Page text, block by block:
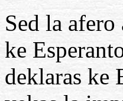
Sed la
ke
deklaras ke